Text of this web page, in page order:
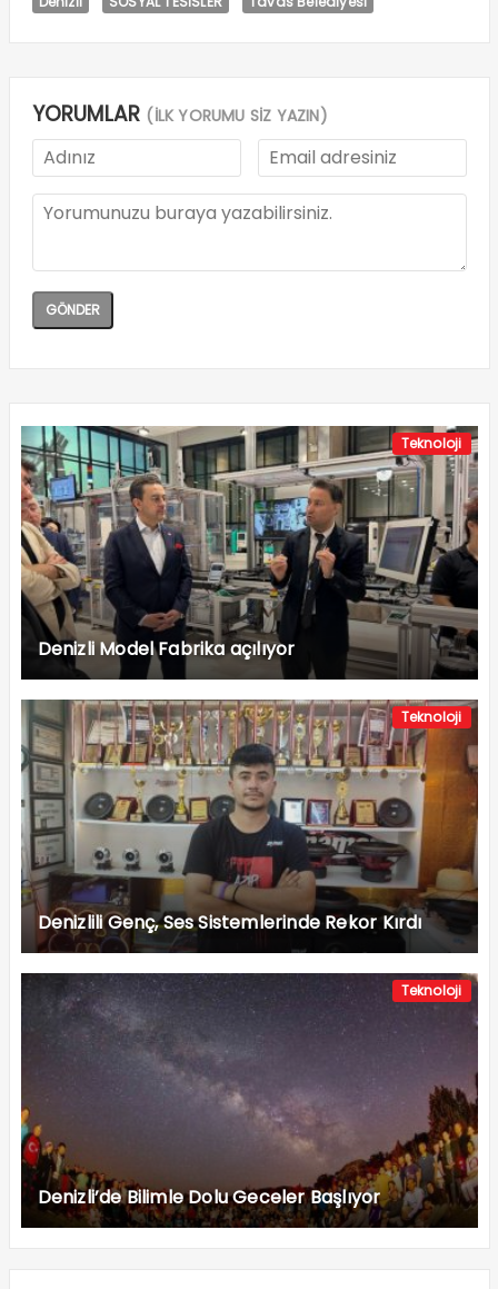
YORUMLAR (İLK YORUMU SİZ YAZIN)
Teknoloji
Denizli Model Fabrika açılıyor
Teknoloji
Denizlili Genç, Ses Sistemlerinde Rekor Kırdı
Teknoloji
Denizli’de Bilimle Dolu Geceler Başlıyor